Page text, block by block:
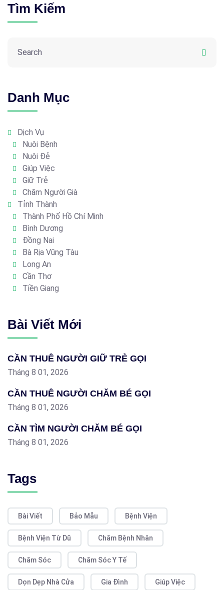
Tìm Kiếm
Danh Mục
Dịch Vụ
Nuôi Bệnh
Nuôi Đẻ
Giúp Việc
Giữ Trẻ
Chăm Người Già
Tỉnh Thành
Thành Phố Hồ Chí Minh
Bình Dương
Đồng Nai
Bà Rịa Vũng Tàu
Long An
Cần Thơ
Tiền Giang
Bài Viết Mới
CẦN THUÊ NGƯỜI GIỮ TRẺ GỌI
Tháng 8 01, 2026
CẦN THUÊ NGƯỜI CHĂM BÉ GỌI
Tháng 8 01, 2026
CẦN TÌM NGƯỜI CHĂM BÉ GỌI
Tháng 8 01, 2026
Tags
Bài Viết Bảo Mẫu Bệnh Viện
Bệnh Viện Từ Dũ Chăm Bệnh Nhân
Chăm Sóc Chăm Sóc Y Tế
Dọn Dẹp Nhà Cửa Gia Đình Giúp Việc